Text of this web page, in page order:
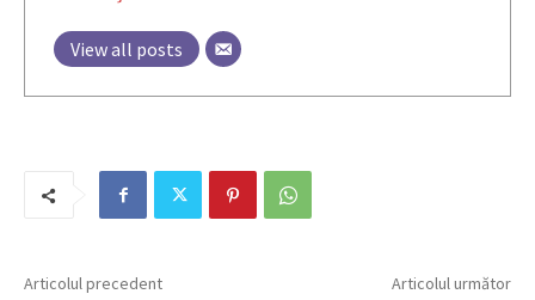
View all posts
Articolul precedent Articolul următor